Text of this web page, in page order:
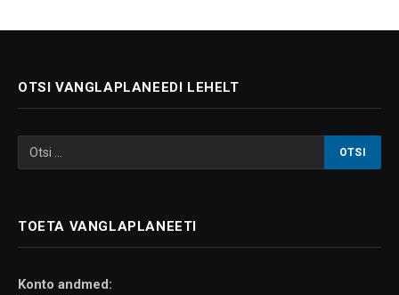
OTSI VANGLAPLANEEDI LEHELT
TOETA VANGLAPLANEETI
Konto andmed: